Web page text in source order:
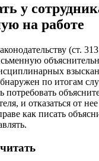
у
на работе
(ст.
по итогам
потребовать
и отказаться от
как писать